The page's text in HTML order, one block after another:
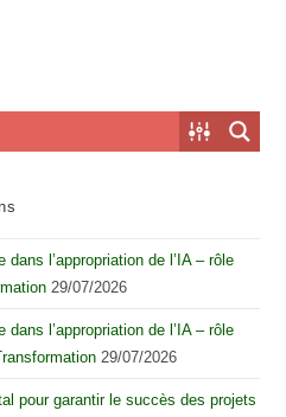
l’appropriation de l’IA – rôle
29/07/2026
l’appropriation de l’IA – rôle
29/07/2026
pour garantir le succès des projets